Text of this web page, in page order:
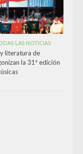
LAS NOTICIAS
literatura de
la 31ª edición